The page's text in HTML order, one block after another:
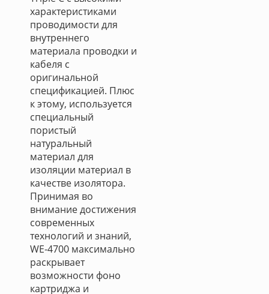
характеристиками
проводимости для
внутреннего
материала проводки и
кабеля с
оригинальной
спецификацией. Плюс
к этому, используется
специальный
пористый
натуральный
материал для
изоляции материал в
качестве изолятора.
Принимая во
внимание достижения
современных
технологий и знаний,
WE-4700 максимально
раскрывает
возможности фоно
картриджа и